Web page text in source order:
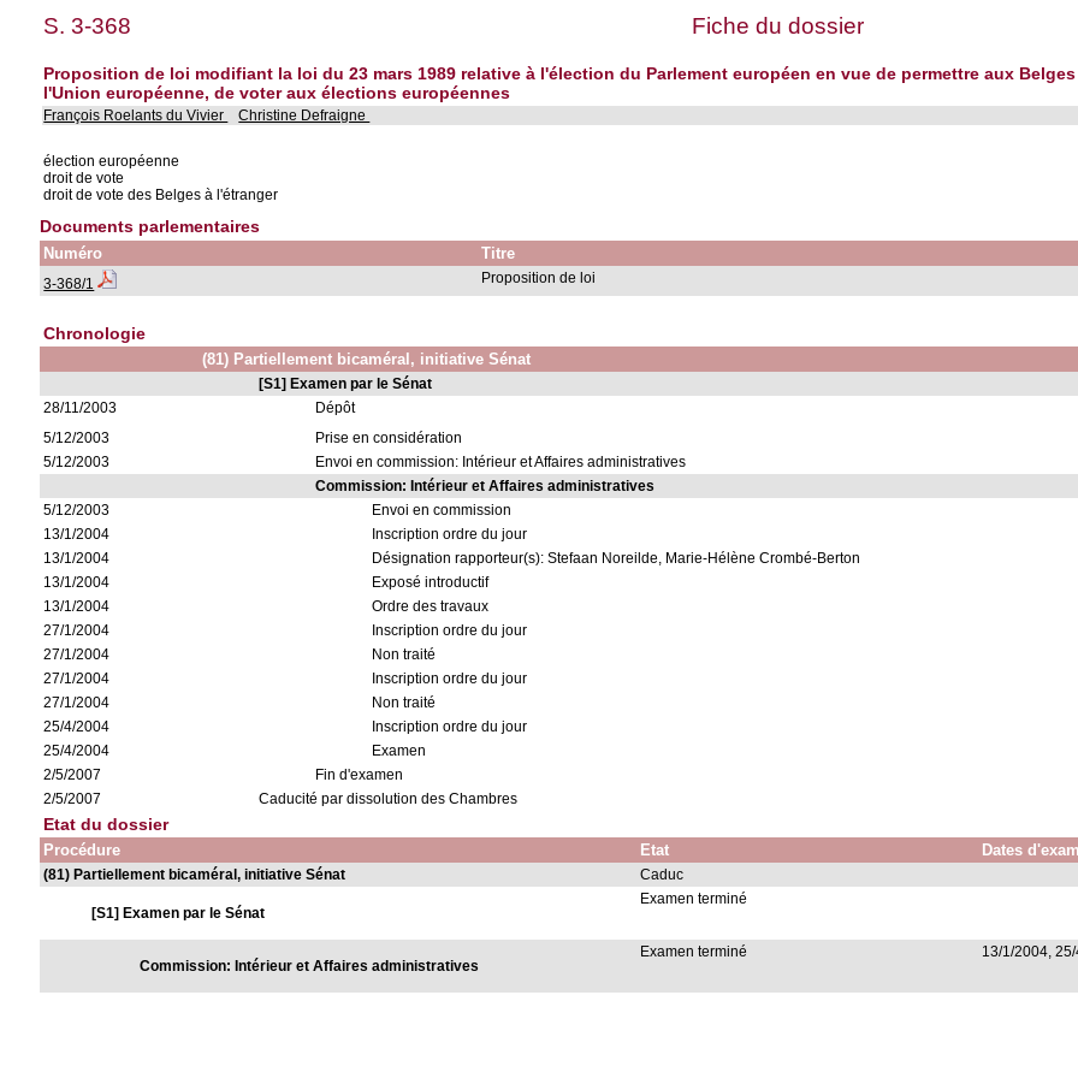
S. 3-368 Fiche du dossier
Proposition de loi modifiant la loi du 23 mars 1989 relative à l'élection du Parlement européen en vue de permettre aux
l'Union européenne, de voter aux élections européennes
François Roelants du Vivier Christine Defraigne
élection européenne
droit de vote
droit de vote des Belges à l'étranger
Documents parlementaires
Numéro Titre
3-368/1 Proposition de loi
Chronologie
(81) Partiellement bicaméral, initiative Sénat
[S1] Examen par le Sénat
28/11/2003
Dépôt
5/12/2003
Prise en considération
5/12/2003
Envoi en commission: Intérieur et Affaires administratives
Commission: Intérieur et Affaires administratives
5/12/2003
Envoi en commission
13/1/2004
Inscription ordre du jour
13/1/2004
Désignation rapporteur(s): Stefaan Noreilde, Marie-Hélène Crombé-Berton
13/1/2004
Exposé introductif
13/1/2004
Ordre des travaux
27/1/2004
Inscription ordre du jour
27/1/2004
Non traité
27/1/2004
Inscription ordre du jour
27/1/2004
Non traité
25/4/2004
Inscription ordre du jour
25/4/2004
Examen
2/5/2007
Fin d'examen
2/5/2007
Caducité par dissolution des Chambres
Etat du dossier
Procédure Etat Dates
(81) Partiellement bicaméral, initiative Sénat Caduc
[S1] Examen par le Sénat
Examen terminé
Commission: Intérieur et Affaires administratives
Examen terminé 13/1/2004,